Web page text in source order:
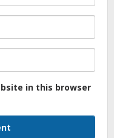
in this browser